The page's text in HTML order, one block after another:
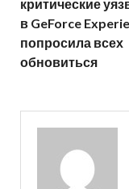
критические
в GeForce
попросила всех
обновиться